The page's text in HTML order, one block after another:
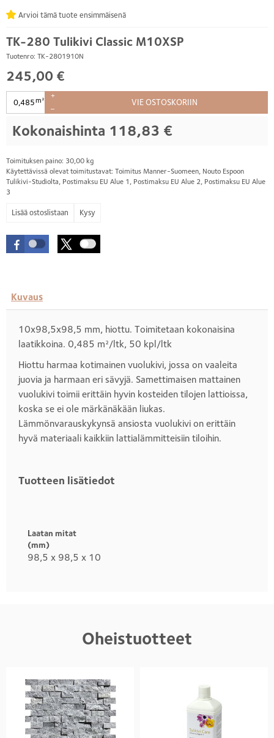
TK-280 Tulikivi Classic M10XSP
Tuotenro: TK-2801910N
Arvioi tämä tuote ensimmäisenä
245,00 €
Kokonaishinta 118,83 €
Toimituksen paino: 30,00 kg
m²
+
–
VIE OSTOSKORIIN
Käytettävissä olevat toimitustavat: Toimitus Manner-Suomeen, Nouto Espoon
Tulikivi-Studiolta, Postimaksu EU Alue 1, Postimaksu EU Alue 2, Postimaksu EU Alue
3
Kysy
Kuvaus
10x98,5x98,5 mm, hiottu. Toimitetaan kokonaisina
laatikkoina. 0,485 m²/ltk, 50 kpl/ltk
Hiottu harmaa kotimainen vuolukivi, jossa on vaaleita
juovia ja harmaan eri sävyjä. Samettimaisen mattainen
vuolukivi toimii erittäin hyvin kosteiden tilojen lattioissa,
koska se ei ole märkänäkään liukas.
Lämmönvarauskykynsä ansiosta vuolukivi on erittäin
hyvä materiaali kaikkiin lattialämmitteisiin tiloihin.
Tuotteen lisätiedot
Laatan mitat
(mm)
98,5 x 98,5 x 10
Oheistuotteet